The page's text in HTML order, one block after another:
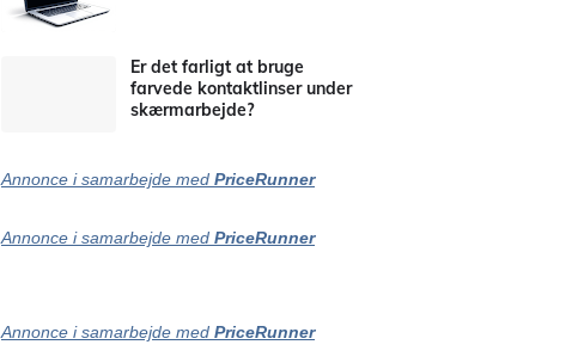
Er det farligt at bruge
farvede kontaktlinser under
skærmarbejde?
Annonce i samarbejde med PriceRunner
Annonce i samarbejde med PriceRunner
Annonce i samarbejde med PriceRunner